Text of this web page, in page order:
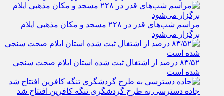
مراسم شب‌های قدر در ۲۲۸ مسجد و مکان مذهبی ایلام
برگزار می‌شود
۸۳/۵۲ درصد از اشتغال ثبت شده استان ایلام صحت سنجی
شده است
جاده دسترسی به طرح گردشگری تنگه کافرین افتتاح شد